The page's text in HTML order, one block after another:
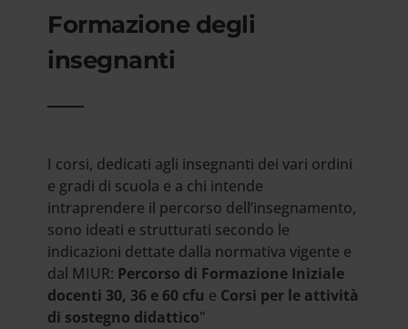
Formazione degli
insegnanti
I corsi, dedicati agli insegnanti dei vari ordini
e gradi di scuola e a chi intende
intraprendere il percorso dell’insegnamento,
sono ideati e strutturati secondo le
indicazioni dettate dalla normativa vigente e
dal MIUR: Percorso di Formazione Iniziale
docenti 30, 36 e 60 cfu e Corsi per le attività
di sostegno didattico"